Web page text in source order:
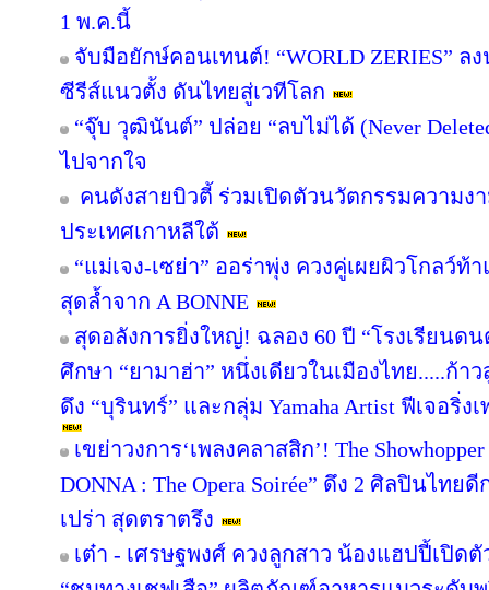
1 พ.ค.นี้
จับมือยักษ์คอนเทนต์! “WORLD ZERIES” ล
ซีรีส์แนวตั้ง ดันไทยสู่เวทีโลก
“จุ๊บ วุฒินันต์” ปล่อย “ลบไม่ได้ (Never
ไปจากใจ
คนดังสายบิวตี้ ร่วมเปิดตัวนวัตกรรมความงา
ประเทศเกาหลีใต้
“แม่เจง-เซย่า” ออร่าพุ่ง ควงคู่เผยผิวโกลว์
สุดล้ำจาก A BONNE
สุดอลังการยิ่งใหญ่! ฉลอง 60 ปี “โรงเรียนด
ศึกษา “ยามาฮ่า” หนึ่งเดียวในเมืองไทย.....ก้าว
ดึง “บุรินทร์” และกลุ่ม Yamaha Artist ฟีเจอริ่
เขย่าวงการ‘เพลงคลาสสิก’! The
DONNA : The Opera Soirée” ดึง 2 ศิลปินไท
เปร่า สุดตราตรึง
เต๋า - เศรษฐพงศ์ ควงลูกสาว น้องแฮปปี้เปิด